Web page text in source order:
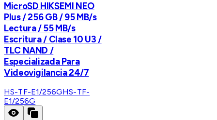
MicroSD HIKSEMI NEO
Plus / 256 GB / 95 MB/s
Lectura / 55 MB/s
Escritura / Clase 10 U3 /
TLC NAND /
Especializada Para
Videovigilancia 24/7
HS-TF-E1/256GHS-TF-
E1/256G